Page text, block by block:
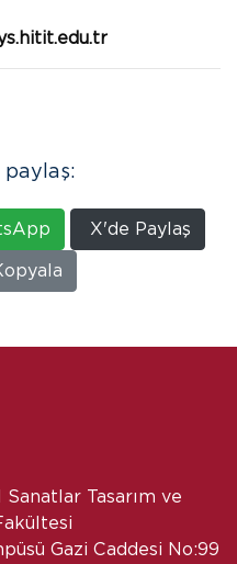
X'de Paylaş
Tasarım ve
Gazi Caddesi No:99